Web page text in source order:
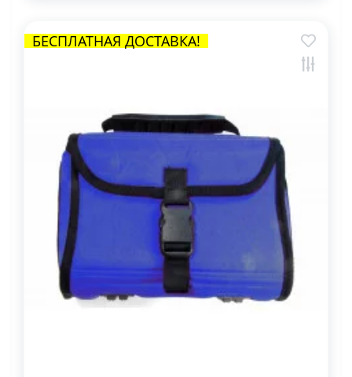
БЕСПЛАТНАЯ ДОСТАВКА!